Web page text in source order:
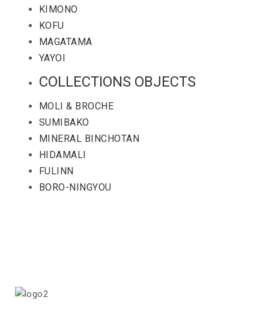
KIMONO
KOFU
MAGATAMA
YAYOI
COLLECTIONS OBJECTS
MOLI & BROCHE
SUMIBAKO
MINERAL BINCHOTAN
HIDAMALI
FULINN
BORO-NINGYOU